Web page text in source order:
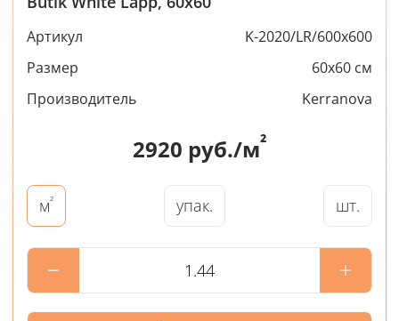
Артикул
K-2020/LR/600x600
Размер
60x60 см
Производитель
Kerranova
2920 руб./м²
м² упак. шт.